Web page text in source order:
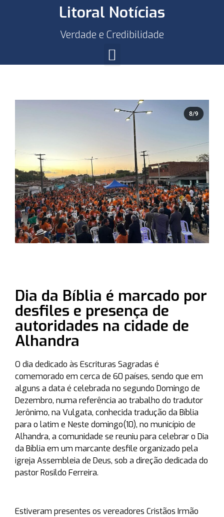
Litoral Notícias
Verdade e Credibilidade
Dia da Bíblia é marcado por
desfiles e presença de
autoridades na cidade de
Alhandra
O dia dedicado às Escrituras Sagradas é
comemorado em cerca de 60 países, sendo que em
alguns a data é celebrada no segundo Domingo de
Dezembro, numa referência ao trabalho do tradutor
Jerônimo, na Vulgata, conhecida tradução da Bíblia
para o latim e Neste domingo(10), no município de
Alhandra, a comunidade se reuniu para celebrar o Dia
da Bíblia em um marcante desfile organizado pela
igreja Assembleia de Deus, sob a direção dedicada do
pastor Rosildo Ferreira.
Estiveram presentes os vereadores Cristãos Irmão